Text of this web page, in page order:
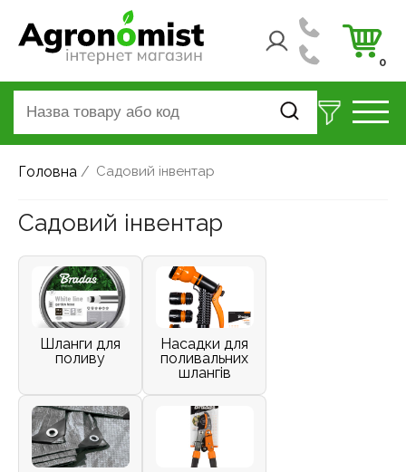
0
Головна / Садовий інвентар
Садовий інвентар
Шланги для
поливу
Насадки для
поливальних
шлангів